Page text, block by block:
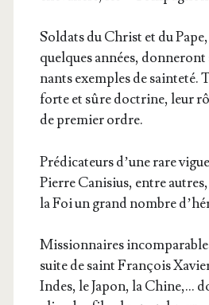
Sol­dats du Christ et du Pape,
quelques années,
nants exemples de sain­te­té.
forte et sûre doc­trine, leur
de pre­mier ordre.
Pré­di­ca­teurs d’une rare
Pierre Cani­sius, entre
la Foi un grand nombre
Mis­sion­naires
suite de saint Fran­çois
Indes, le Japon, la Chine,…